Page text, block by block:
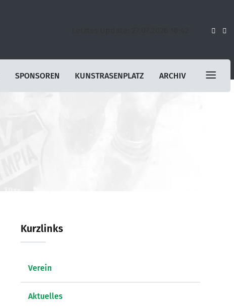
SPONSOREN KUNSTRASENPLATZ ARCHIV
Kurzlinks
Verein
Aktuelles